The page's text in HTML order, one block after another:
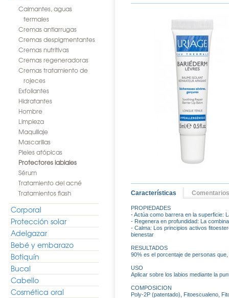
Calmantes, aguas
termales
Cremas antiarrugas
Cremas despigmentantes
Cremas nutritivas
Cremas regeneradoras
Cremas tratamiento de
rojeces
Exfoliantes
Hidratantes
Hombre
Limpieza
Maquillaje
Mascarillas
Pieles atópicas
Protectores labiales
Sérum
Tratamiento del acné
Tratamientos flash
Corporal
Protección solar
Adelgazar
Bebé y embarazo
Botiquín
Bucal
Cabello
Cosmética oral
Características Comentarios
PROPIEDADES
- Actúa como barrera en la superficie:
- Regenera en profundidad: La
- Calma: Los principios activos
bienestar
RESULTADOS
90% es el porcentaje de personas
USO
Aplicar sobre los labios mediante la
COMPOSICION
Poly-2P (patentado), Fitoescualeno,